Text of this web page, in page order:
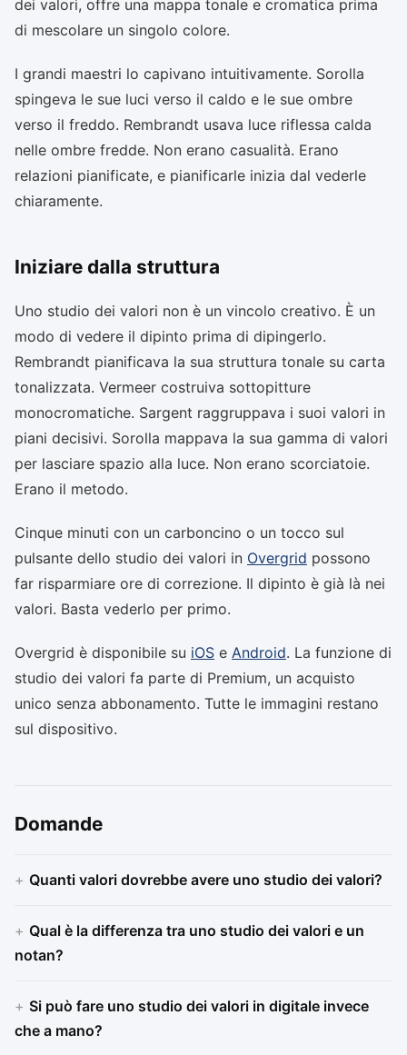
dei valori, offre una mappa tonale e cromatica prima
di mescolare un singolo colore.
I grandi maestri lo capivano intuitivamente. Sorolla
spingeva le sue luci verso il caldo e le sue ombre
verso il freddo. Rembrandt usava luce riflessa calda
nelle ombre fredde. Non erano casualità. Erano
relazioni pianificate, e pianificarle inizia dal vederle
chiaramente.
Iniziare dalla struttura
Uno studio dei valori non è un vincolo creativo. È un
modo di vedere il dipinto prima di dipingerlo.
Rembrandt pianificava la sua struttura tonale su carta
tonalizzata. Vermeer costruiva sottopitture
monocromatiche. Sargent raggruppava i suoi valori in
piani decisivi. Sorolla mappava la sua gamma di valori
per lasciare spazio alla luce. Non erano scorciatoie.
Erano il metodo.
Cinque minuti con un carboncino o un tocco sul
pulsante dello studio dei valori in Overgrid possono
far risparmiare ore di correzione. Il dipinto è già là nei
valori. Basta vederlo per primo.
Overgrid è disponibile su iOS e Android. La funzione di
studio dei valori fa parte di Premium, un acquisto
unico senza abbonamento. Tutte le immagini restano
sul dispositivo.
Domande
Quanti valori dovrebbe avere uno studio dei valori?
Qual è la differenza tra uno studio dei valori e un
notan?
Si può fare uno studio dei valori in digitale invece
che a mano?